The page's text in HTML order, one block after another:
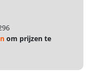
om prijzen te